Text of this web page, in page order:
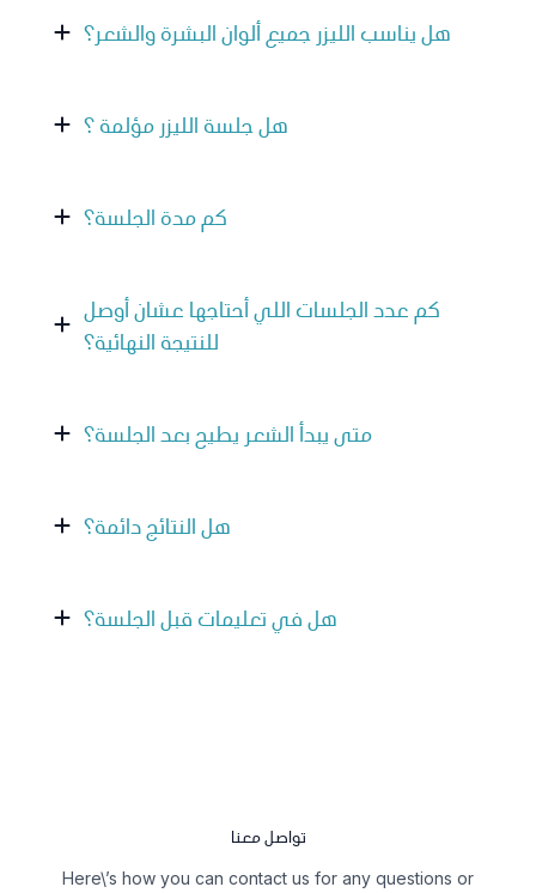
هل يناسب الليزر جميع ألوان البشرة والشعر؟
⁠هل جلسة الليزر مؤلمة ؟
كم مدة الجلسة؟
كم عدد الجلسات اللي أحتاجها عشان أوصل
للنتيجة النهائية؟
متى يبدأ الشعر يطيح بعد الجلسة؟
هل النتائج دائمة؟
هل في تعليمات قبل الجلسة؟
تواصل معنا
Here\’s how you can contact us for any questions or